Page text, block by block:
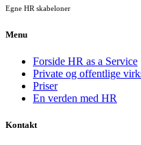
Egne HR skabeloner
Menu
Forside HR as a Service
Private og offentlige
Priser
En verden med HR
Kontakt